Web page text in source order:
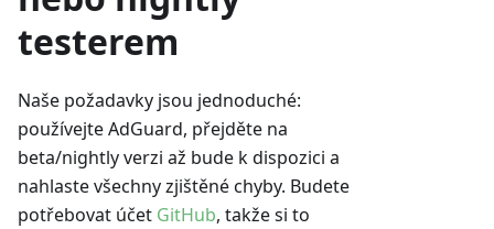
testerem
Naše požadavky jsou jednoduché:
používejte AdGuard, přejděte na
beta/nightly verzi až bude k dispozici a
nahlaste všechny zjištěné chyby. Budete
potřebovat účet GitHub, takže si to